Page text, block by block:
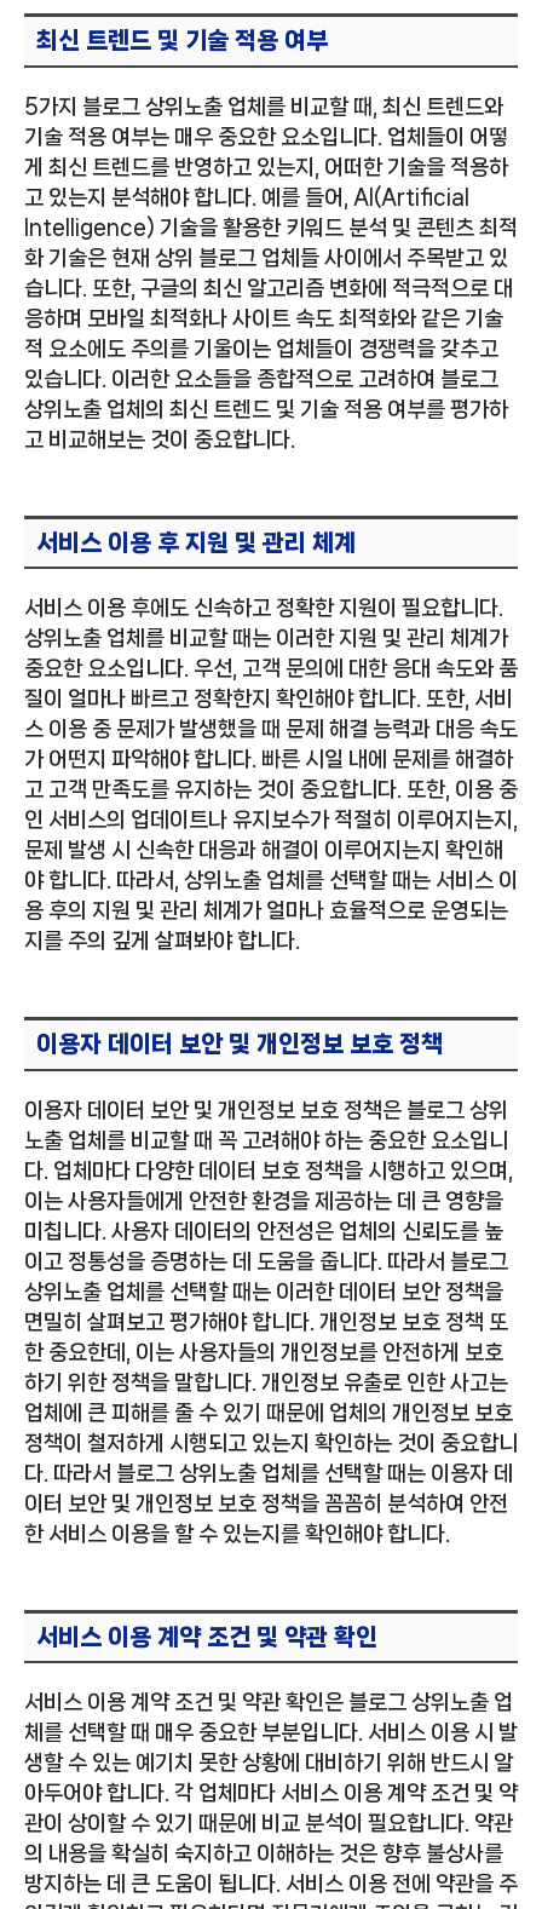
최신 트렌드 및 기술 적용 여부
5가지 블로그 상위노출 업체를 비교할 때, 최신 트렌드와
기술 적용 여부는 매우 중요한 요소입니다. 업체들이 어떻
게 최신 트렌드를 반영하고 있는지, 어떠한 기술을 적용하
고 있는지 분석해야 합니다. 예를 들어, AI(Artificial
Intelligence) 기술을 활용한 키워드 분석 및 콘텐츠 최적
화 기술은 현재 상위 블로그 업체들 사이에서 주목받고 있
습니다. 또한, 구글의 최신 알고리즘 변화에 적극적으로 대
응하며 모바일 최적화나 사이트 속도 최적화와 같은 기술
적 요소에도 주의를 기울이는 업체들이 경쟁력을 갖추고
있습니다. 이러한 요소들을 종합적으로 고려하여 블로그
상위노출 업체의 최신 트렌드 및 기술 적용 여부를 평가하
고 비교해보는 것이 중요합니다.
서비스 이용 후 지원 및 관리 체계
서비스 이용 후에도 신속하고 정확한 지원이 필요합니다.
상위노출 업체를 비교할 때는 이러한 지원 및 관리 체계가
중요한 요소입니다. 우선, 고객 문의에 대한 응대 속도와 품
질이 얼마나 빠르고 정확한지 확인해야 합니다. 또한, 서비
스 이용 중 문제가 발생했을 때 문제 해결 능력과 대응 속도
가 어떤지 파악해야 합니다. 빠른 시일 내에 문제를 해결하
고 고객 만족도를 유지하는 것이 중요합니다. 또한, 이용 중
인 서비스의 업데이트나 유지보수가 적절히 이루어지는지,
문제 발생 시 신속한 대응과 해결이 이루어지는지 확인해
야 합니다. 따라서, 상위노출 업체를 선택할 때는 서비스 이
용 후의 지원 및 관리 체계가 얼마나 효율적으로 운영되는
지를 주의 깊게 살펴봐야 합니다.
이용자 데이터 보안 및 개인정보 보호 정책
이용자 데이터 보안 및 개인정보 보호 정책은 블로그 상위
노출 업체를 비교할 때 꼭 고려해야 하는 중요한 요소입니
다. 업체마다 다양한 데이터 보호 정책을 시행하고 있으며,
이는 사용자들에게 안전한 환경을 제공하는 데 큰 영향을
미칩니다. 사용자 데이터의 안전성은 업체의 신뢰도를 높
이고 정통성을 증명하는 데 도움을 줍니다. 따라서 블로그
상위노출 업체를 선택할 때는 이러한 데이터 보안 정책을
면밀히 살펴보고 평가해야 합니다. 개인정보 보호 정책 또
한 중요한데, 이는 사용자들의 개인정보를 안전하게 보호
하기 위한 정책을 말합니다. 개인정보 유출로 인한 사고는
업체에 큰 피해를 줄 수 있기 때문에 업체의 개인정보 보호
정책이 철저하게 시행되고 있는지 확인하는 것이 중요합니
다. 따라서 블로그 상위노출 업체를 선택할 때는 이용자 데
이터 보안 및 개인정보 보호 정책을 꼼꼼히 분석하여 안전
한 서비스 이용을 할 수 있는지를 확인해야 합니다.
서비스 이용 계약 조건 및 약관 확인
서비스 이용 계약 조건 및 약관 확인은 블로그 상위노출 업
체를 선택할 때 매우 중요한 부분입니다. 서비스 이용 시 발
생할 수 있는 예기치 못한 상황에 대비하기 위해 반드시 알
아두어야 합니다. 각 업체마다 서비스 이용 계약 조건 및 약
관이 상이할 수 있기 때문에 비교 분석이 필요합니다. 약관
의 내용을 확실히 숙지하고 이해하는 것은 향후 불상사를
방지하는 데 큰 도움이 됩니다. 서비스 이용 전에 약관을 주